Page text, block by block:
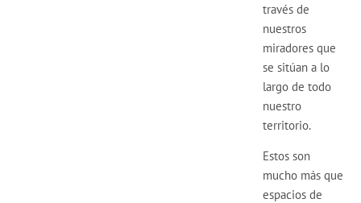
través de
nuestros
miradores que
se sitúan a lo
largo de todo
nuestro
territorio.
Estos son
mucho más que
espacios de